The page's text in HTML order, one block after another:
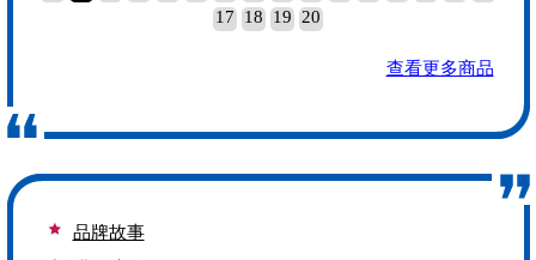
17
18 19 20
查看更多商品
購物流程